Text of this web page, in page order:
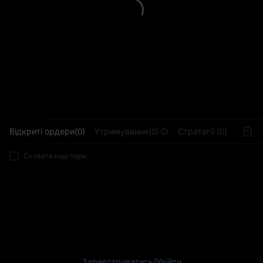
Відкриті ордери(0) Утримування(0) Стратегії (0)
Сховати інші пари